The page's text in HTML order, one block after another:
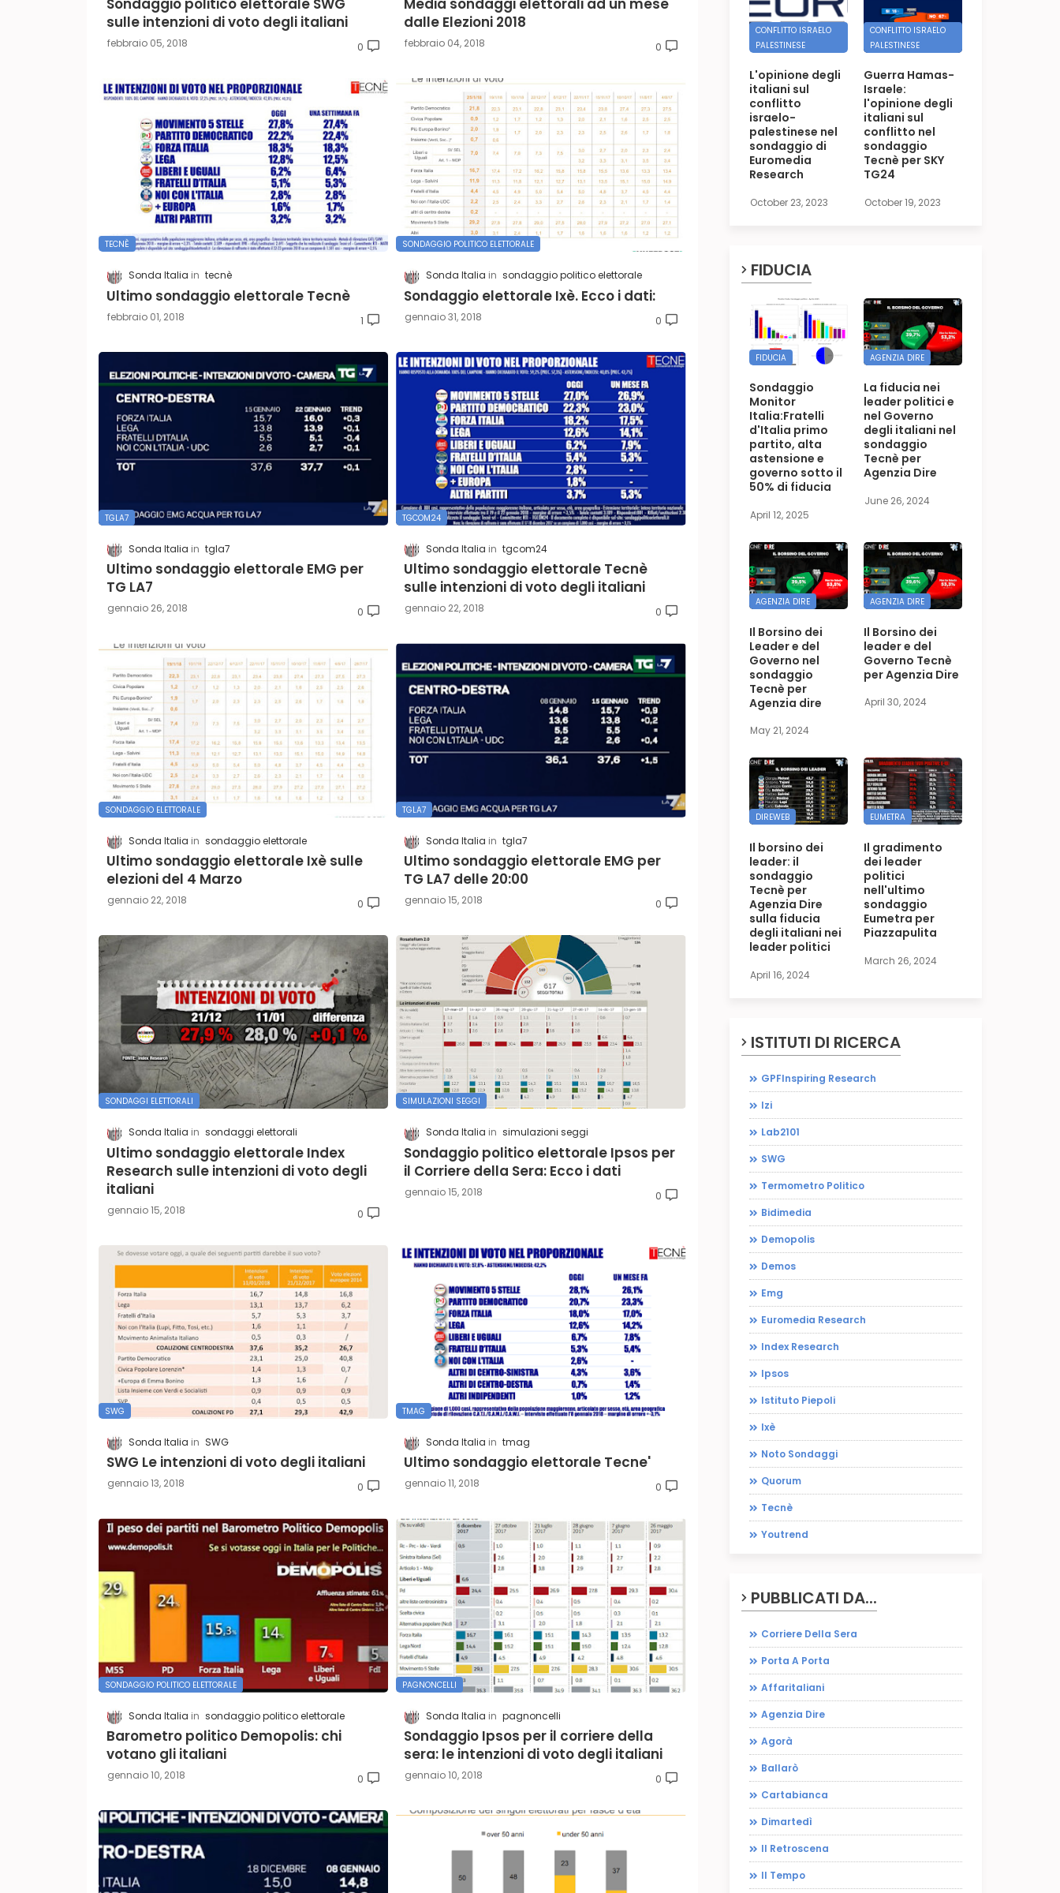
Sondaggio politico elettorale SWG
sulle intenzioni di voto degli italiani
febbraio 05, 2018 0
Media sondaggi elettorali ad un mese
dalle Elezioni 2018
febbraio 04, 2018 0
TECNÈ
Sonda Italia tecnè
Ultimo sondaggio elettorale Tecnè
febbraio 01, 2018 1
SONDAGGIO POLITICO ELETTORALE
Sonda Italia sondaggio politico elettorale
Sondaggio elettorale Ixè. Ecco i dati:
gennaio 31, 2018 0
TGLA7
Sonda Italia tgla7
Ultimo sondaggio elettorale EMG per
TG LA7
gennaio 26, 2018 0
TGCOM24
Sonda Italia tgcom24
Ultimo sondaggio elettorale Tecnè
sulle intenzioni di voto degli italiani
gennaio 22, 2018 0
SONDAGGIO ELETTORALE
Sonda Italia sondaggio elettorale
Ultimo sondaggio elettorale Ixè sulle
elezioni del 4 Marzo
gennaio 22, 2018 0
TGLA7
Sonda Italia tgla7
Ultimo sondaggio elettorale EMG per
TG LA7 delle 20:00
gennaio 15, 2018 0
SONDAGGI ELETTORALI
Sonda Italia sondaggi elettorali
Ultimo sondaggio elettorale Index
Research sulle intenzioni di voto degli
italiani
gennaio 15, 2018 0
SIMULAZIONI SEGGI
Sonda Italia simulazioni seggi
Sondaggio politico elettorale Ipsos per
il Corriere della Sera: Ecco i dati
gennaio 15, 2018 0
SWG
Sonda Italia SWG
SWG Le intenzioni di voto degli italiani
gennaio 13, 2018 0
TMAG
Sonda Italia tmag
Ultimo sondaggio elettorale Tecne'
gennaio 11, 2018 0
SONDAGGIO POLITICO ELETTORALE
Sonda Italia sondaggio politico elettorale
Barometro politico Demopolis: chi
votano gli italiani
gennaio 10, 2018 0
PAGNONCELLI
Sonda Italia pagnoncelli
Sondaggio Ipsos per il corriere della
sera: le intenzioni di voto degli italiani
gennaio 10, 2018 0
CONFLITTO ISRAELO
PALESTINESE
L'opinione degli
italiani sul
conflitto
israelo-
palestinese nel
sondaggio di
Euromedia
Research
October 23, 2023
CONFLITTO ISRAELO
PALESTINESE
Guerra Hamas-
Israele:
l'opinione degli
italiani sul
conflitto nel
sondaggio
Tecnè per SKY
TG24
October 19, 2023
FIDUCIA
FIDUCIA
Sondaggio
Monitor
Italia:Fratelli
d'Italia primo
partito, alta
astensione e
governo sotto il
50% di fiducia
April 12, 2025
AGENZIA DIRE
La fiducia nei
leader politici e
nel Governo
degli italiani nel
sondaggio
Tecnè per
Agenzia Dire
June 26, 2024
AGENZIA DIRE
Il Borsino dei
Leader e del
Governo nel
sondaggio
Tecnè per
Agenzia dire
May 21, 2024
AGENZIA DIRE
Il Borsino dei
leader e del
Governo Tecnè
per Agenzia Dire
April 30, 2024
DIREWEB
Il borsino dei
leader: il
sondaggio
Tecnè per
Agenzia Dire
sulla fiducia
degli italiani nei
leader politici
April 16, 2024
EUMETRA
Il gradimento
dei leader
politici
nell'ultimo
sondaggio
Eumetra per
Piazzapulita
March 26, 2024
ISTITUTI DI RICERCA
GPFInspiring Research
Izi
Lab2101
SWG
Termometro Politico
Bidimedia
Demopolis
Demos
Emg
Euromedia Research
Index Research
Ipsos
Istituto Piepoli
Ixè
Noto Sondaggi
Quorum
Tecnè
Youtrend
PUBBLICATI DA...
Corriere Della Sera
Porta A Porta
Affaritaliani
Agenzia Dire
Agorà
Ballarò
Cartabianca
Dimartedì
Il Retroscena
Il Tempo